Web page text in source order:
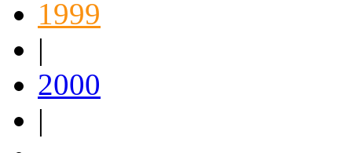
1999
|
2000
|